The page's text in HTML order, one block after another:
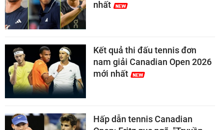
nhất
Kết quả thi đấu tennis đơn
nam giải Canadian Open 2026
mới nhất
Hấp dẫn tennis Canadian